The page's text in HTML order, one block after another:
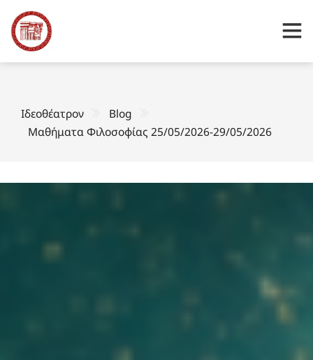
Ιδεοθέατρον
Blog
Μαθήματα Φιλοσοφίας 25/05/2026-29/05/2026